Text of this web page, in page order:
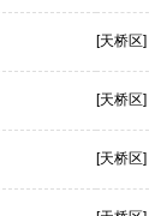
[天桥区]
[天桥区]
[天桥区]